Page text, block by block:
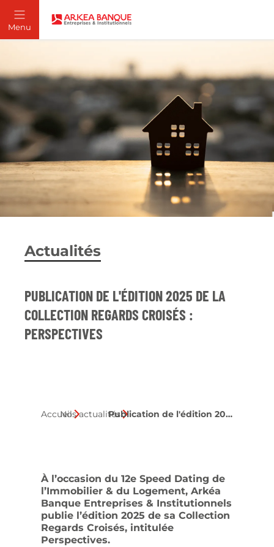
PUBLICATION DE L'ÉDITION 2025 DE LA
COLLECTION REGARDS CROISÉS :
PERSPECTIVES
Actualités
AccueilNos actualités Publication de l'édition 2025 de la collection Regards Croisés : Perspectives
À l’occasion du 12e Speed Dating de
l’Immobilier & du Logement, Arkéa
Banque Entreprises & Institutionnels
publie l’édition 2025 de sa Collection
Regards Croisés, intitulée
Perspectives.